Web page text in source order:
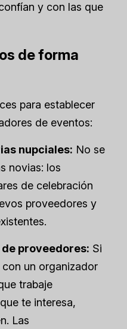
y con las que
de forma
para establecer
de eventos:
nupciales: No se
novias: los
de celebración
proveedores y
proveedores: Si
un organizador
trabaje
te interesa,
Las